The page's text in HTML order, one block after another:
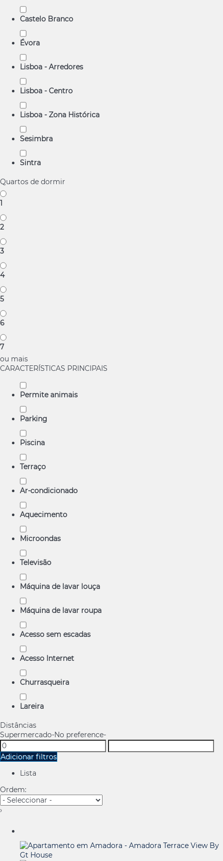
Castelo Branco
Évora
Lisboa - Arredores
Lisboa - Centro
Lisboa - Zona Histórica
Sesimbra
Sintra
Quartos de dormir
1
2
3
4
5
6
7
ou mais
CARACTERÍSTICAS PRINCIPAIS
Permite animais
Parking
Piscina
Terraço
Ar-condicionado
Aquecimento
Microondas
Televisão
Máquina de lavar louça
Máquina de lavar roupa
Acesso sem escadas
Acesso Internet
Churrasqueira
Lareira
Distâncias
Supermercado-No preference-
Adicionar filtros
Lista
Ordem:
›